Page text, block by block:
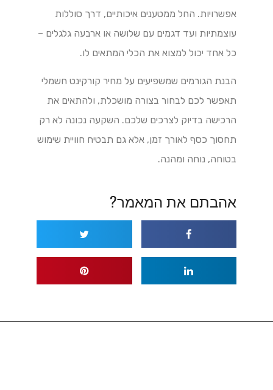
אפשרויות. החל ממטענים איכותיים, דרך סוללות
עוצמתיות ועד דגמים עם שלושה או ארבעה גלגלים –
כל אחד יכול למצוא את הכלי המתאים לו.
הבנת הגורמים שמשפיעים על מחיר קורקינט חשמלי
תאפשר לכם לבחור בצורה מושכלת, ולהתאים את
הרכישה בדיוק לצרכים שלכם. השקעה נכונה לא רק
תחסוך כסף לאורך זמן, אלא גם תבטיח חוויית שימוש
בטוחה, נוחה ומהנה.
אהבתם את המאמר?